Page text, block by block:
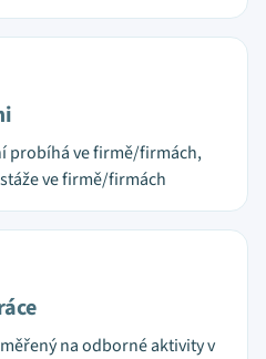
probíhá ve firmě/firmách,
ve firmě/firmách
na odborné aktivity v